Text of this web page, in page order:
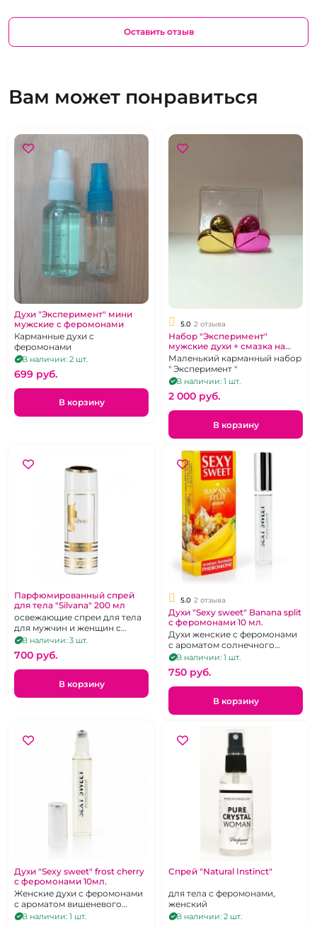
Оставить отзыв
Вам может понравиться
Духи "Эксперимент" мини
мужские с феромонами
Карманные духи с
феромонами
В наличии: 2 шт.
699 pуб.
В корзину
5.0 2 отзыва
Набор "Эксперимент"
мужские духи + смазка на
водной основе
Маленький карманный набор
" Эксперимент "
В наличии: 1 шт.
2 000 pуб.
В корзину
Парфюмированный спрей
для тела "Silvana" 200 мл
освежающие спреи для тела
для мужчин и женщин с
приятным ароматом в
ассортименте
В наличии: 3 шт.
700 pуб.
В корзину
5.0 2 отзыва
Духи "Sexy sweet" Banana split
с феромонами 10 мл.
Духи женские с феромонами
с ароматом солнечного
банана.
В наличии: 1 шт.
750 pуб.
В корзину
Духи "Sexy sweet" frost cherry
с феромонами 10мл.
Женские духи с феромонами
с ароматом вишеневого
мороженого.
В наличии: 1 шт.
Спрей "Natural Instinct"
для тела с феромонами,
женский
В наличии: 2 шт.